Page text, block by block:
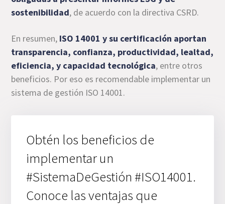
sostenibilidad, de acuerdo con la directiva CSRD.
En resumen, ISO 14001 y su certificación aportan
transparencia, confianza, productividad, lealtad,
eficiencia, y capacidad tecnológica, entre otros
beneficios. Por eso es recomendable implementar un
sistema de gestión ISO 14001.
Obtén los beneficios de
implementar un
#SistemaDeGestión #ISO14001.
Conoce las ventajas que